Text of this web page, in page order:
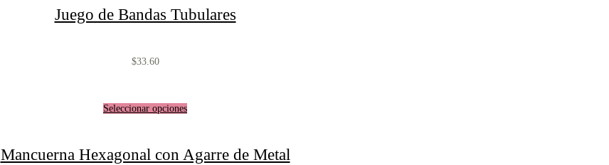
Juego de Bandas Tubulares
$33.60
Seleccionar opciones
Mancuerna Hexagonal con Agarre de Metal